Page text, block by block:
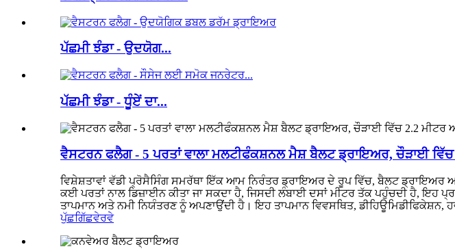
ਪੱਛਮੀ ਝੰਡਾ - ਉਦਯੋਗ...
ਪੱਛਮੀ ਝੰਡਾ - ਧੂੰਏਂ ਦਾ...
ਵੈਸਟਰਨ ਫਲੈਗ - 5 ਪਰਤਾਂ ਵਾਲਾ ਮਲਟੀਫੰਕਸ਼ਨਲ ਮੈਸ਼ ਬੈਲਟ ਡ੍ਰਾਇਅਰ, ਚੌੜਾਈ
ਵਿਸ਼ੇਸ਼ਤਾਵਾਂ ਵੱਡੀ ਪ੍ਰੋਸੈਸਿੰਗ ਸਮਰੱਥਾ ਇੱਕ ਆਮ ਨਿਰੰਤਰ ਡ੍ਰਾਇਅਰ ਦੇ ਰੂਪ ਵਿੱਚ, ਬੈਲਟ
ਕਈ ਪਰਤਾਂ ਨਾਲ ਡਿਜ਼ਾਈਨ ਕੀਤਾ ਜਾ ਸਕਦਾ ਹੈ, ਜਿਸਦੀ ਲੰਬਾਈ ਦਸਾਂ ਮੀਟਰ ਤੱਕ ਪਹੁੰਚਦੀ ਹੈ, ਇਹ
ਤਾਪਮਾਨ ਅਤੇ ਨਮੀ ਨਿਯੰਤਰਣ ਨੂੰ ਅਪਣਾਉਂਦੀ ਹੈ। ਇਹ ਤਾਪਮਾਨ ਵਿਵਸਥਿਤ,
ਪੁੱਛਗਿੱਛਵੇਰਵੇ